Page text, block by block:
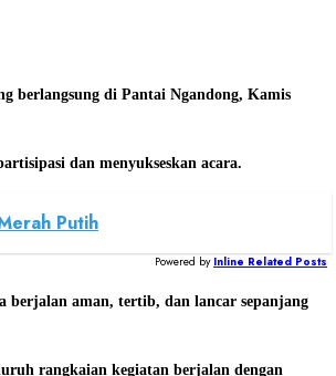
berlangsung di Pantai Ngandong, Kamis
dan menyukseskan acara.
Putih
Powered by Inline Related Posts
berjalan aman, tertib, dan lancar sepanjang
rangkaian kegiatan berjalan dengan